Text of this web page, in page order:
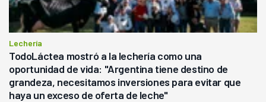
Lechería
TodoLáctea mostró a la lechería como una
oportunidad de vida: "Argentina tiene destino de
grandeza, necesitamos inversiones para evitar que
haya un exceso de oferta de leche"